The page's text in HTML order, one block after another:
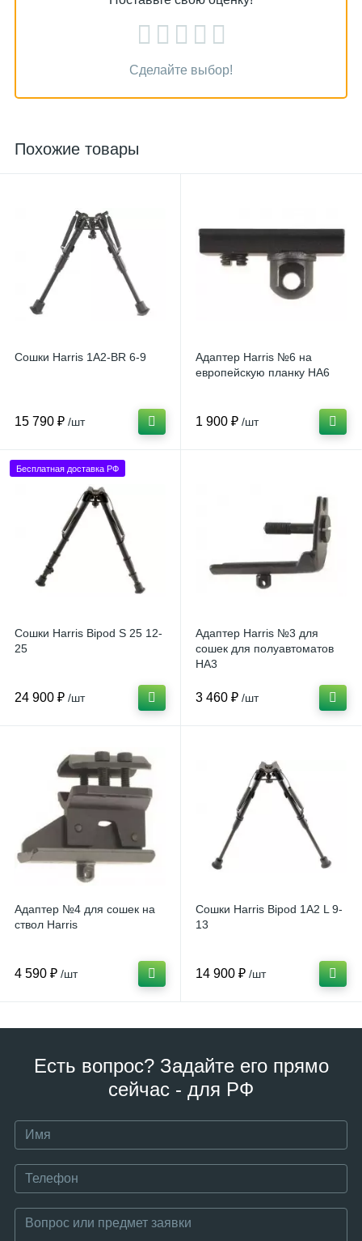
Сделайте выбор!
Похожие товары
Сошки Harris 1A2-BR 6-9
15 790 ₽ /шт
Адаптер Harris №6 на
европейскую планку HA6
1 900 ₽ /шт
Бесплатная доставка РФ
Сошки Harris Bipod S 25 12-
25
24 900 ₽ /шт
Адаптер Harris №3 для
сошек для полуавтоматов
HA3
3 460 ₽ /шт
Адаптер №4 для сошек на
ствол Harris
4 590 ₽ /шт
Сошки Harris Bipod 1A2 L 9-
13
14 900 ₽ /шт
Есть вопрос? Задайте его прямо
сейчас - для РФ